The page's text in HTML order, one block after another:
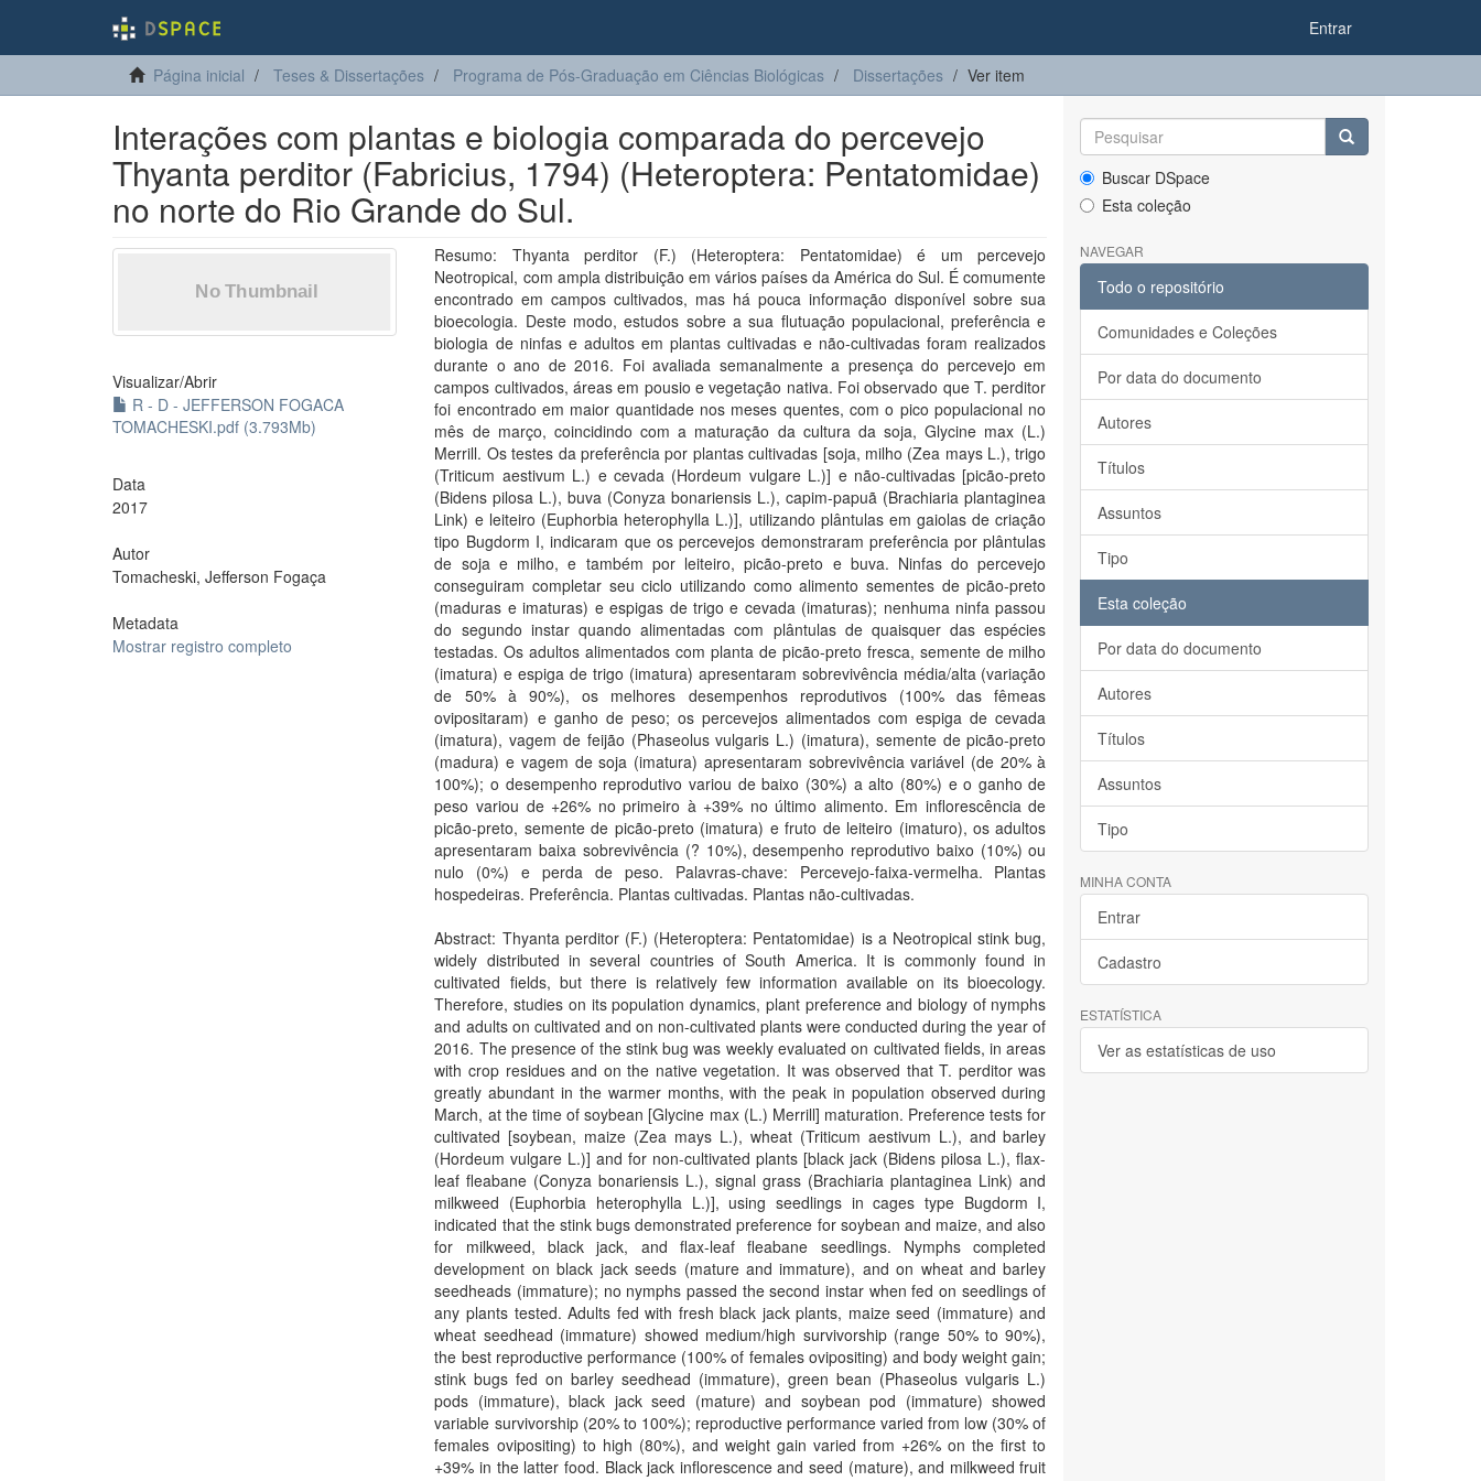
Entrar
Página inicial Teses & Dissertações Programa de Pós-Graduação em Ciências Biológicas Dissertações Ver item
Interações com plantas e biologia comparada do percevejo
Thyanta perditor (Fabricius, 1794) (Heteroptera: Pentatomidae)
no norte do Rio Grande do Sul.
Visualizar/Abrir
R - D - JEFFERSON FOGACA
TOMACHESKI.pdf (3.793Mb)
Data
2017
Autor
Tomacheski, Jefferson Fogaça
Metadata
Mostrar registro completo
Resumo: Thyanta perditor (F.) (Heteroptera: Pentatomidae) é um percevejo
Neotropical, com ampla distribuição em vários países da América do Sul. É comumente
encontrado em campos cultivados, mas há pouca informação disponível sobre sua
bioecologia. Deste modo, estudos sobre a sua flutuação populacional, preferência e
biologia de ninfas e adultos em plantas cultivadas e não-cultivadas foram realizados
durante o ano de 2016. Foi avaliada semanalmente a presença do percevejo em
campos cultivados, áreas em pousio e vegetação nativa. Foi observado que T. perditor
foi encontrado em maior quantidade nos meses quentes, com o pico populacional no
mês de março, coincidindo com a maturação da cultura da soja, Glycine max (L.)
Merrill. Os testes da preferência por plantas cultivadas [soja, milho (Zea mays L.), trigo
(Triticum aestivum L.) e cevada (Hordeum vulgare L.)] e não-cultivadas [picão-preto
(Bidens pilosa L.), buva (Conyza bonariensis L.), capim-papuã (Brachiaria plantaginea
Link) e leiteiro (Euphorbia heterophylla L.)], utilizando plântulas em gaiolas de criação
tipo Bugdorm I, indicaram que os percevejos demonstraram preferência por plântulas
de soja e milho, e também por leiteiro, picão-preto e buva. Ninfas do percevejo
conseguiram completar seu ciclo utilizando como alimento sementes de picão-preto
(maduras e imaturas) e espigas de trigo e cevada (imaturas); nenhuma ninfa passou
do segundo instar quando alimentadas com plântulas de quaisquer das espécies
testadas. Os adultos alimentados com planta de picão-preto fresca, semente de milho
(imatura) e espiga de trigo (imatura) apresentaram sobrevivência média/alta (variação
de 50% à 90%), os melhores desempenhos reprodutivos (100% das fêmeas
ovipositaram) e ganho de peso; os percevejos alimentados com espiga de cevada
(imatura), vagem de feijão (Phaseolus vulgaris L.) (imatura), semente de picão-preto
(madura) e vagem de soja (imatura) apresentaram sobrevivência variável (de 20% à
100%); o desempenho reprodutivo variou de baixo (30%) a alto (80%) e o ganho de
peso variou de +26% no primeiro à +39% no último alimento. Em inflorescência de
picão-preto, semente de picão-preto (imatura) e fruto de leiteiro (imaturo), os adultos
apresentaram baixa sobrevivência (? 10%), desempenho reprodutivo baixo (10%) ou
nulo (0%) e perda de peso. Palavras-chave: Percevejo-faixa-vermelha. Plantas
hospedeiras. Preferência. Plantas cultivadas. Plantas não-cultivadas.
Abstract: Thyanta perditor (F.) (Heteroptera: Pentatomidae) is a Neotropical stink bug,
widely distributed in several countries of South America. It is commonly found in
cultivated fields, but there is relatively few information available on its bioecology.
Therefore, studies on its population dynamics, plant preference and biology of nymphs
and adults on cultivated and on non-cultivated plants were conducted during the year of
2016. The presence of the stink bug was weekly evaluated on cultivated fields, in areas
with crop residues and on the native vegetation. It was observed that T. perditor was
greatly abundant in the warmer months, with the peak in population observed during
March, at the time of soybean [Glycine max (L.) Merrill] maturation. Preference tests for
cultivated [soybean, maize (Zea mays L.), wheat (Triticum aestivum L.), and barley
(Hordeum vulgare L.)] and for non-cultivated plants [black jack (Bidens pilosa L.), flax-
leaf fleabane (Conyza bonariensis L.), signal grass (Brachiaria plantaginea Link) and
milkweed (Euphorbia heterophylla L.)], using seedlings in cages type Bugdorm I,
indicated that the stink bugs demonstrated preference for soybean and maize, and also
for milkweed, black jack, and flax-leaf fleabane seedlings. Nymphs completed
development on black jack seeds (mature and immature), and on wheat and barley
seedheads (immature); no nymphs passed the second instar when fed on seedlings of
any plants tested. Adults fed with fresh black jack plants, maize seed (immature) and
wheat seedhead (immature) showed medium/high survivorship (range 50% to 90%),
the best reproductive performance (100% of females ovipositing) and body weight gain;
stink bugs fed on barley seedhead (immature), green bean (Phaseolus vulgaris L.)
pods (immature), black jack seed (mature) and soybean pod (immature) showed
variable survivorship (20% to 100%); reproductive performance varied from low (30% of
females ovipositing) to high (80%), and weight gain varied from +26% on the first to
+39% in the latter food. Black jack inflorescence and seed (mature), and milkweed fruit
Buscar DSpace
Esta coleção
NAVEGAR
Todo o repositório
Comunidades e Coleções
Por data do documento
Autores
Títulos
Assuntos
Tipo
Esta coleção
Por data do documento
Autores
Títulos
Assuntos
Tipo
MINHA CONTA
Entrar
Cadastro
ESTATÍSTICA
Ver as estatísticas de uso